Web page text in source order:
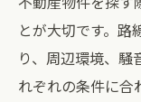
とが大切です。
り、周辺環境、騒
れぞれの条件に合